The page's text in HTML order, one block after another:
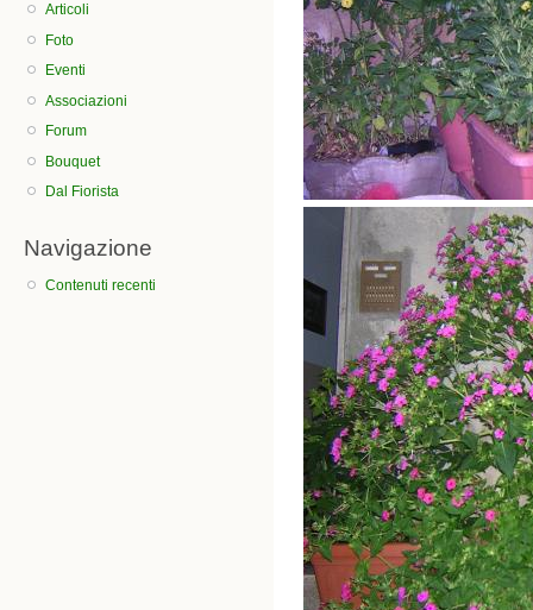
Articoli
Foto
Eventi
Associazioni
Forum
Bouquet
Dal Fiorista
Navigazione
Contenuti recenti